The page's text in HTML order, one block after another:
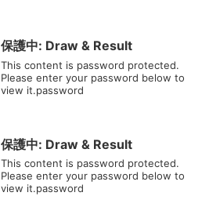
保護中: Draw & Result
This content is password protected.
Please enter your password below to
view it.password
保護中: Draw & Result
This content is password protected.
Please enter your password below to
view it.password